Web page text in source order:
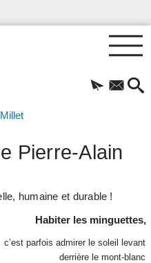
Pierre-Alain
humaine et durable !
Habiter les minguettes,
c’est parfois admirer le soleil levant
derrière le mont-blanc